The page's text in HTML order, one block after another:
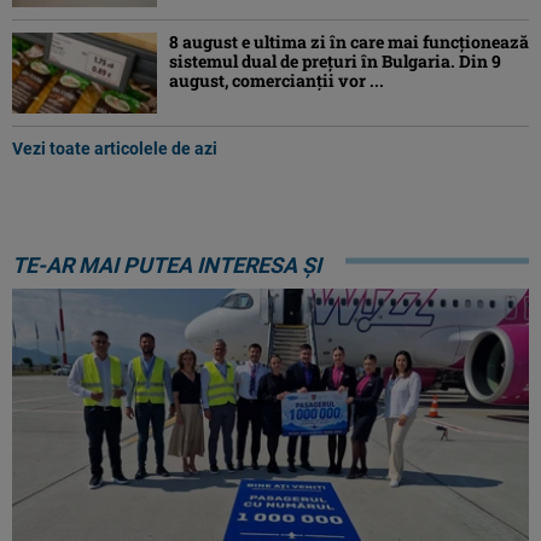
8 august e ultima zi în care mai funcționează
sistemul dual de prețuri în Bulgaria. Din 9
august, comercianții vor ...
Vezi toate articolele de azi
TE-AR MAI PUTEA INTERESA ȘI